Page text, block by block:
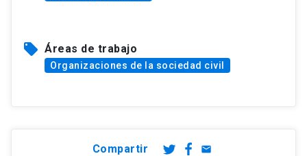
local_offer Áreas de trabajo
Organizaciones de la sociedad civil
Compartir email